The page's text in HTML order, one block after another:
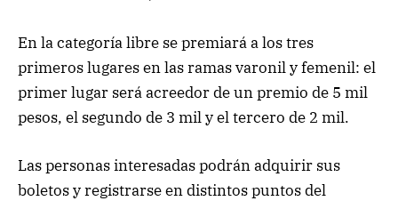
En la categoría libre se premiará a los tres
primeros lugares en las ramas varonil y femenil: el
primer lugar será acreedor de un premio de 5 mil
pesos, el segundo de 3 mil y el tercero de 2 mil.
Las personas interesadas podrán adquirir sus
boletos y registrarse en distintos puntos del